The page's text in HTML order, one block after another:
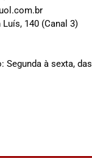
140 (Canal 3)
Segunda à sexta, das